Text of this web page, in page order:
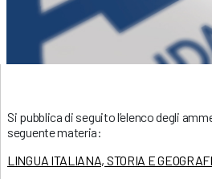
Si pubblica di seguito l’elenco degli
seguente materia:
LINGUA ITALIANA, STORIA E